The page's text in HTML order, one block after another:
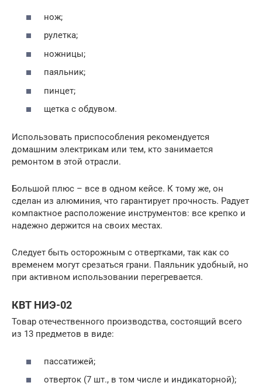
нож;
рулетка;
ножницы;
паяльник;
пинцет;
щетка с обдувом.
Использовать приспособления рекомендуется
домашним электрикам или тем, кто занимается
ремонтом в этой отрасли.
Большой плюс – все в одном кейсе. К тому же, он
сделан из алюминия, что гарантирует прочность. Радует
компактное расположение инструментов: все крепко и
надежно держится на своих местах.
Следует быть осторожным с отвертками, так как со
временем могут срезаться грани. Паяльник удобный, но
при активном использовании перегревается.
КВТ НИЭ-02
Товар отечественного производства, состоящий всего
из 13 предметов в виде:
пассатижей;
отверток (7 шт., в том числе и индикаторной);